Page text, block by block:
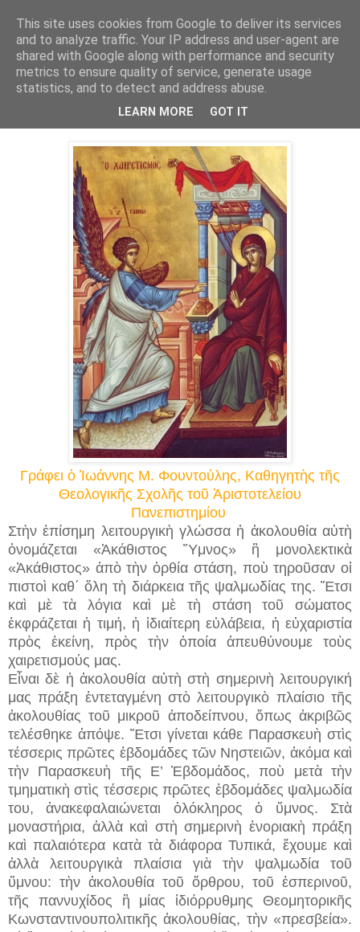
12 Απρ 2019
Ὁ Ἀκάθιστος Ὕμνος
Γράφει ὁ Ἰωάννης Μ. Φουντούλης, Καθηγητὴς τῆς
Θεολογικῆς Σχολῆς τοῦ Ἀριστοτελείου
Πανεπιστημίου
Στὴν ἐπίσημη λειτουργικὴ γλώσσα ἡ ἀκολουθία αὐτὴ
ὀνομάζεται «Ἀκάθιστος Ὕμνος» ἢ μονολεκτικὰ
«Ἀκάθιστος» ἀπὸ τὴν ὀρθία στάση, ποὺ τηροῦσαν οἱ
πιστοὶ καθ΄ ὅλη τὴ διάρκεια τῆς ψαλμωδίας της. Ἔτσι
καὶ μὲ τὰ λόγια καὶ μὲ τὴ στάση τοῦ σώματος
ἐκφράζεται ἡ τιμή, ἡ ἰδιαίτερη εὐλάβεια, ἡ εὐχαριστία
πρὸς ἐκείνη, πρὸς τὴν ὁποία ἀπευθύνουμε τοὺς
χαιρετισμούς μας.
Εἶναι δὲ ἡ ἀκολουθία αὐτὴ στὴ σημερινὴ λειτουργική
μας πράξη ἐντεταγμένη στὸ λειτουργικὸ πλαίσιο τῆς
ἀκολουθίας τοῦ μικροῦ ἀποδείπνου, ὅπως ἀκριβῶς
τελέσθηκε ἀπόψε. Ἔτσι γίνεται κάθε Παρασκευὴ στὶς
τέσσερις πρῶτες ἑβδομάδες τῶν Νηστειῶν, ἀκόμα καὶ
τὴν Παρασκευὴ τῆς Ε’ Ἑβδομάδος, ποὺ μετὰ τὴν
τμηματικὴ στὶς τέσσερις πρῶτες ἑβδομάδες ψαλμωδία
του, ἀνακεφαλαιώνεται ὁλόκληρος ὁ ὕμνος. Στὰ
μοναστήρια, ἀλλὰ καὶ στὴ σημερινὴ ἐνοριακὴ πράξη
καὶ παλαιότερα κατὰ τὰ διάφορα Τυπικά, ἔχουμε καὶ
ἀλλὰ λειτουργικὰ πλαίσια γιὰ τὴν ψαλμωδία τοῦ
ὕμνου: τὴν ἀκολουθία τοῦ ὄρθρου, τοῦ ἑσπερινοῦ,
τῆς παννυχίδος ἢ μίας ἰδιόρρυθμης Θεομητορικῆς
Κωνσταντινουπολιτικῆς ἀκολουθίας, τὴν «πρεσβεία».
This site uses cookies from Google to deliver its services
and to analyze traffic. Your IP address and user-agent are
shared with Google along with performance and security
metrics to ensure quality of service, generate usage
statistics, and to detect and address abuse.
LEARN MORE GOT IT